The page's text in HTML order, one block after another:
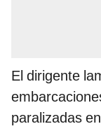
El dirigente
paralizadas